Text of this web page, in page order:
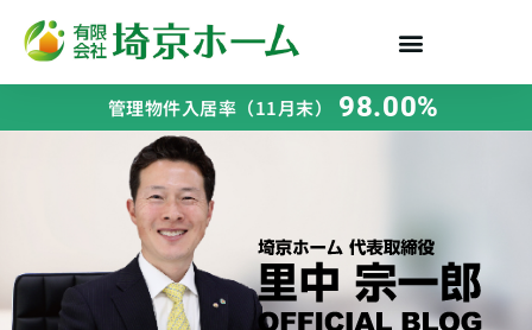
管理物件入居率（11月末） 98.00%